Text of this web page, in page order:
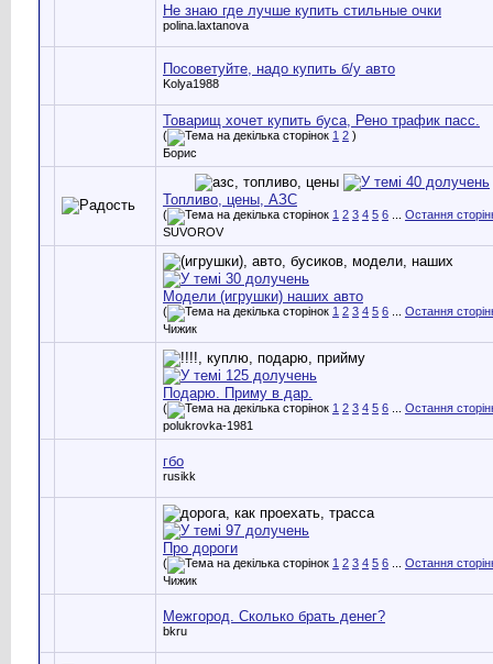
Не знаю где лучше купить стильные очки
polina.laxtanova
Посоветуйте, надо купить б/у авто
Kolya1988
Товарищ хочет купить буса, Рено трафик пасс.
( 1 2 )
Борис
Топливо, цены, АЗС
( 1 2 3 4 5 6
Остання
SUVOROV
Модели (игрушки) наших авто
( 1 2 3 4 5 6
Остання
Чижик
Подарю. Приму в дар.
( 1 2 3 4 5 6
Остання
polukrovka-1981
гбо
rusikk
Про дороги
( 1 2 3 4 5 6
Остання
Чижик
Межгород. Сколько брать денег?
bkru